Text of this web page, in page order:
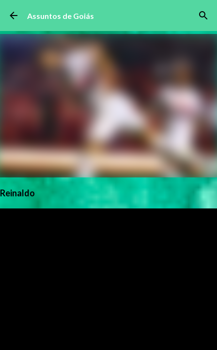
Pular para o conteúdo principal
Assuntos de Goiás
Reinaldo